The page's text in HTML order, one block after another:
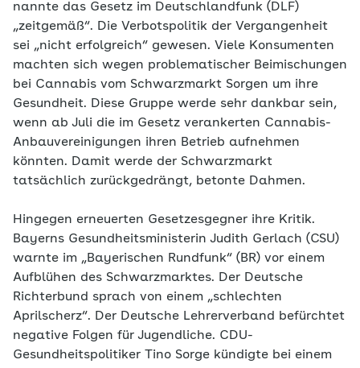
nannte das Gesetz im Deutschlandfunk (DLF)
„zeitgemäß“. Die Verbotspolitik der Vergangenheit
sei „nicht erfolgreich“ gewesen. Viele Konsumenten
machten sich wegen problematischer Beimischungen
bei Cannabis vom Schwarzmarkt Sorgen um ihre
Gesundheit. Diese Gruppe werde sehr dankbar sein,
wenn ab Juli die im Gesetz verankerten Cannabis-
Anbauvereinigungen ihren Betrieb aufnehmen
könnten. Damit werde der Schwarzmarkt
tatsächlich zurückgedrängt, betonte Dahmen.
Hingegen erneuerten Gesetzesgegner ihre Kritik.
Bayerns Gesundheitsministerin Judith Gerlach (CSU)
warnte im „Bayerischen Rundfunk“ (BR) vor einem
Aufblühen des Schwarzmarktes. Der Deutsche
Richterbund sprach von einem „schlechten
Aprilscherz“. Der Deutsche Lehrerverband befürchtet
negative Folgen für Jugendliche. CDU-
Gesundheitspolitiker Tino Sorge kündigte bei einem